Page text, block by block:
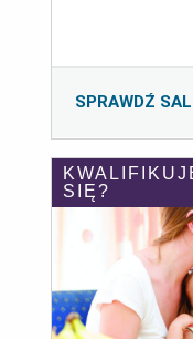
SPRAWDŹ
SIĘ?